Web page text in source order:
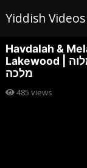
Yiddish Videos
Havdalah &
Lakewood | האדמו”ר מסקולען לייקווד בהבדלה ומלוה
מלכה
485 views